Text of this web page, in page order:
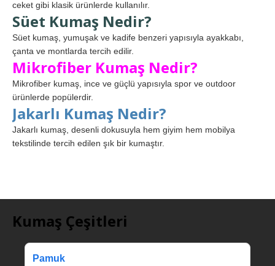
ceket gibi klasik ürünlerde kullanılır.
Süet Kumaş Nedir?
Süet kumaş, yumuşak ve kadife benzeri yapısıyla ayakkabı,
çanta ve montlarda tercih edilir.
Mikrofiber Kumaş Nedir?
Mikrofiber kumaş, ince ve güçlü yapısıyla spor ve outdoor
ürünlerde popülerdir.
Jakarlı Kumaş Nedir?
Jakarlı kumaş, desenli dokusuyla hem giyim hem mobilya
tekstilinde tercih edilen şık bir kumaştır.
Kumaş Çeşitleri
Pamuk